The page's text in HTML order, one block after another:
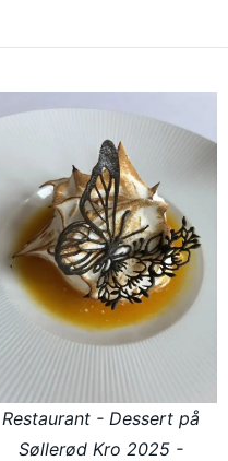
Restaurant - Dessert på
Søllerød Kro 2025 -